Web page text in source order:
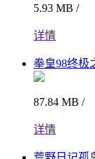
5.93 MB /
详情
拳皇98终极
87.84 MB /
详情